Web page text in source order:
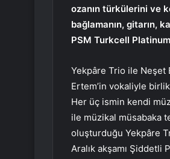
ozanın türkülerini ve
bağlamanın, gitarın,
PSM Turkcell
Yekpâre Trio ile Neşet
Ertem’in vokaliyle
Her üç ismin kendi
ile müzikal müsabaka
oluşturduğu Yekpâre
Aralık akşamı Şiddetli